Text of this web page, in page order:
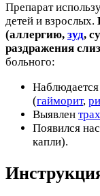
Препарат
детей и взрослых.
(аллергию, зуд,
раздражения
больного:
(гайморит,
Выявлен
Появился
капли).